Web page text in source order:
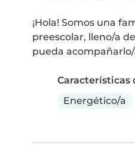
¡Hola! Somos una
preescolar, lleno/a
pueda
Características
Energético/a